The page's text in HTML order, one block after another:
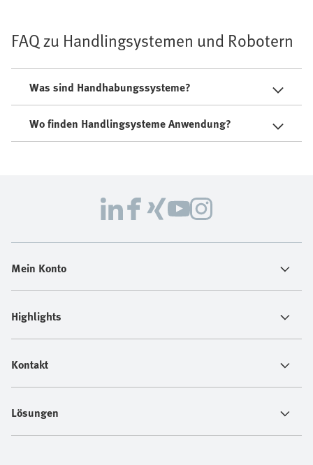
FAQ zu Handlingsystemen und Robotern
Was sind Handhabungssysteme?
Wo finden Handlingsysteme Anwendung?
Mein Konto
Highlights
Kontakt
Lösungen